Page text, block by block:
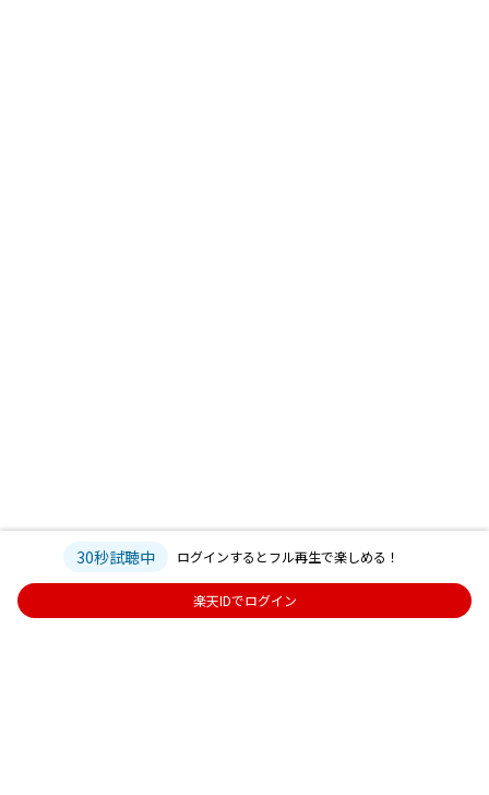
30秒試聴中 ログインするとフル再生で楽しめる！
楽天IDでログイン